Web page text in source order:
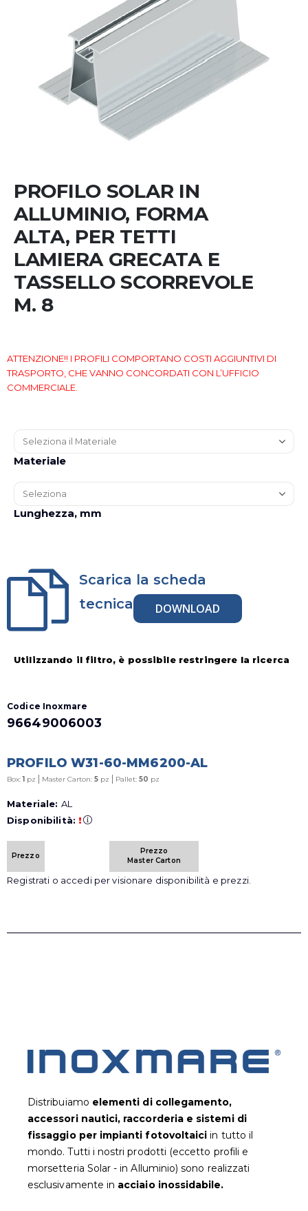
of
images
gallery
PROFILO SOLAR IN
ALLUMINIO, FORMA
ALTA, PER TETTI
LAMIERA GRECATA E
TASSELLO SCORREVOLE
M. 8
ATTENZIONE!! I PROFILI COMPORTANO COSTI AGGIUNTIVI DI
TRASPORTO, CHE VANNO CONCORDATI CON L’UFFICIO
COMMERCIALE.
Materiale
Lunghezza, mm
Scarica la scheda
tecnica
DOWNLOAD
Utilizzando il filtro, è possibile restringere la ricerca
Codice Inoxmare
96649006003
PROFILO W31-60-MM6200-AL
Box:1 pz | Master Carton: 5 pz | Pallet: 50 pz
Materiale: AL
Disponibilità: !
Prezzo
Prezzo
Master Carton
Registrati o accedi per visionare disponibilità e prezzi.
Distribuiamo elementi di collegamento,
accessori nautici, raccorderia e sistemi di
fissaggio per impianti fotovoltaici in tutto il
mondo. Tutti i nostri prodotti (eccetto profili e
morsetteria Solar - in Alluminio) sono realizzati
esclusivamente in acciaio inossidabile.